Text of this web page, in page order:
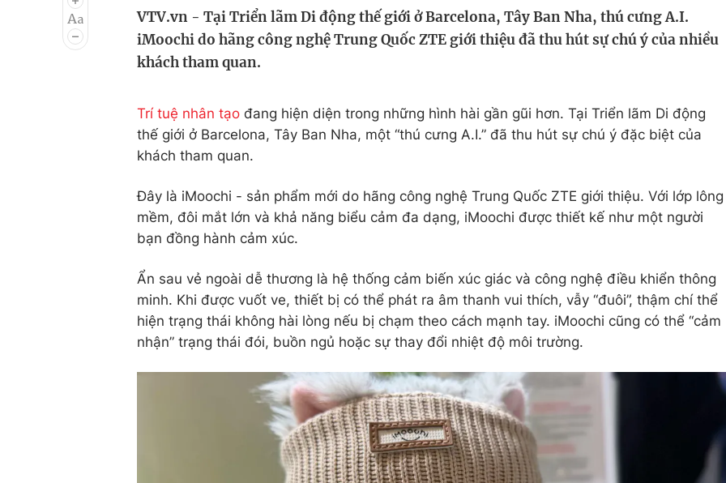
Âm nhạc
Làm đẹp
Chất lượng cuộc sống
Học trực tuyến
Sản phẩm
VTV.vn - Tại Triển lãm Di động thế giới ở Barcelona, Tây Ban Nha, thú cưng A.I.
iMoochi do hãng công nghệ Trung Quốc ZTE giới thiệu đã thu hút sự chú ý của nhiều
khách tham quan.
Trí tuệ nhân tạo đang hiện diện trong những hình hài gần gũi hơn. Tại Triển lãm Di động
thế giới ở Barcelona, Tây Ban Nha, một “thú cưng A.I.” đã thu hút sự chú ý đặc biệt của
khách tham quan.
Đây là iMoochi - sản phẩm mới do hãng công nghệ Trung Quốc ZTE giới thiệu. Với lớp lông
mềm, đôi mắt lớn và khả năng biểu cảm đa dạng, iMoochi được thiết kế như một người
bạn đồng hành cảm xúc.
Ẩn sau vẻ ngoài dễ thương là hệ thống cảm biến xúc giác và công nghệ điều khiển thông
minh. Khi được vuốt ve, thiết bị có thể phát ra âm thanh vui thích, vẫy “đuôi”, thậm chí thể
hiện trạng thái không hài lòng nếu bị chạm theo cách mạnh tay. iMoochi cũng có thể “cảm
nhận” trạng thái đói, buồn ngủ hoặc sự thay đổi nhiệt độ môi trường.